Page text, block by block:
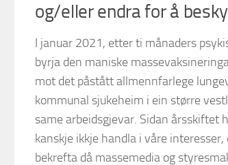
og/eller endra for å
I januar 2021, etter ti månaders
byrja den maniske
mot det påstått allmennfarlege
kommunal sjukeheim i ein større
same arbeidsgjevar. Sidan årsskiftet
kanskje ikkje handla i våre
bekrefta då massemedia og